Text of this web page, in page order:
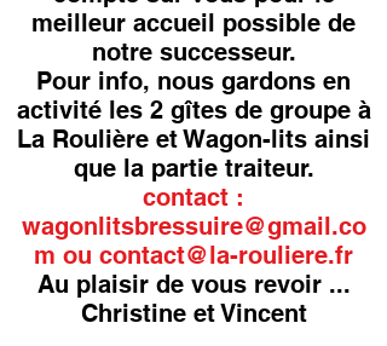
meilleur accueil possible de
notre successeur.
Pour info, nous gardons en
activité les 2 gîtes de groupe à
La Roulière et Wagon-lits ainsi
que la partie traiteur.
contact :
wagonlitsbressuire@gmail.co
m ou contact@la-rouliere.fr
Au plaisir de vous revoir ...
Christine et Vincent